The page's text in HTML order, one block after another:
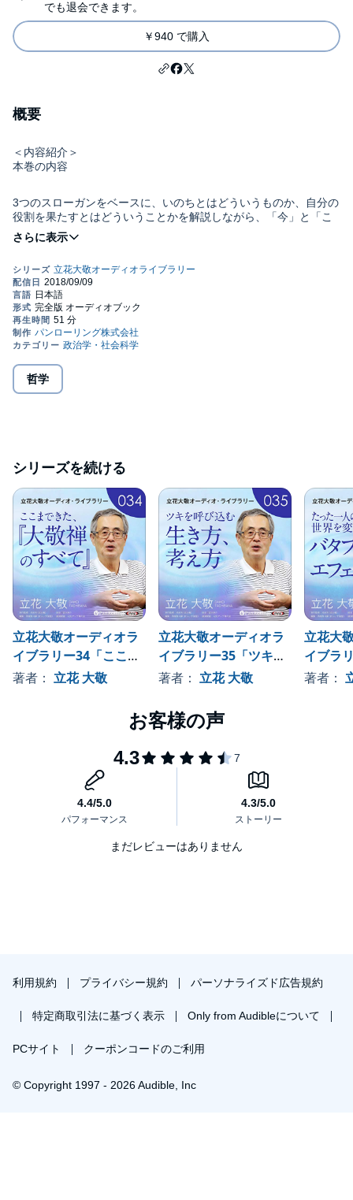
でも退会できます。
￥940 で購入
概要
＜内容紹介＞
本巻の内容
3つのスローガンをベースに、いのちとはどういうものか、自分の
役割を果たすとはどういうことかを解説しながら、「今」と「こ
こ」に重心を乗せた生き方（図参照）を説く。
後半は、ロンダ・バーンの『ザ・シークレット』を紹介し、大敬
し、思いを実現させるコツを説く。
【主なお話】
・3つのスローガン①「明るくて、温かくて、潤いのある、安心で
きる場をつくろう」 ・心配いらない、安心すると勝手に伸びてい
く。
・植物に囲まれた環境が大切。植物は自他の区別がなく、傷つい
たものを癒そうとする。
・教育、子育てのポイントは？
・3つのスローガン②「リーダーシップよりメンバーシップ」
・役割に大小、軽重はない。誠実にその役割を果たすことが大
い」
・思いの実現法を使っても、思いを実現できないのはなぜ？
・自分が自分という存在を受け入れ、自分を愛する。そのために
は、坐禅がいちばん。坐禅は「今」と「ここ」に落ち着く方法で
ある。
・倩女離魂（せいじょりこん）の公案に学ぶこと。
・自分はない。あるのはいのちの運びだけで。これを自分として
感じている。
・創造の3段階のプロセス。
・信じるとは？
集した。
講演50分。
演会を開催。福岡県で毎月開催されている「元気アップ禅の会」
の数々を、ていねいに編集してお届けする。
＜講演者：立花大敬（たちばな・だいけい）＞
1948年大阪生まれ。大阪大学にて生物工学を研究。19歳（大学在
学中）で禅に入門。以後、曹洞宗、臨済宗の諸老師に指導を受け
てきた。42歳で天命を知る。48歳で≪しあわせ通信≫を開始。著
述、講演活動を展開中。「本心庵」から書籍化された『しあわせ
通信』シリーズは、一般書店には並べていないにもかかわらず、
現在、第十集まで刊行されるほどのロングセラーとなった。ほか
に、『劇的に運が良くなるお経 般若心経・延命十句観音経篇』
『開運! まいにち神様 大祓詞で最強の「お清め」』
（KADOKAWA）、『天界の禅者大いに語る』『悟』『禅』『禅の
達人たち』（潮文社）、『大敬詩集』『人生飛行術』『朗読CD版
立花大敬先生 しあわせ通信』（本心庵）がある。
編集者
制作監修 池田光（本心庵）
編集 西端努斗夢（おふぃす猫屋）
録音 宮木裕介
講演開催 元気アップ禅の会
©2018 Daikei Tachibana
哲学
シリーズを続ける
立花大敬オーディオラ
イブラリー34「ここま
できた、『大敬禅のす
著者： 立花 大敬
立花大敬オーディオラ
イブラリー35「ツキを
呼び込む生き方、考え
著者： 立花 大敬
立花大
イブラ
一人の
著者：
まだレビューはありません
利用規約 プライバシー規約 パーソナライズド広告規約
特定商取引法に基づく表示 Only from Audibleについて
PCサイト クーポンコードのご利用
© Copyright 1997 - 2026 Audible, Inc